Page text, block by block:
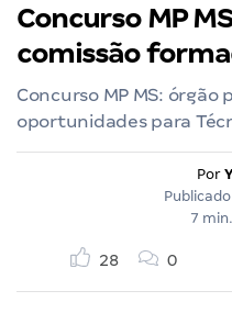
Concurso MP
comissão
Concurso MP MS:
oportunidades para
Por
7
28 0